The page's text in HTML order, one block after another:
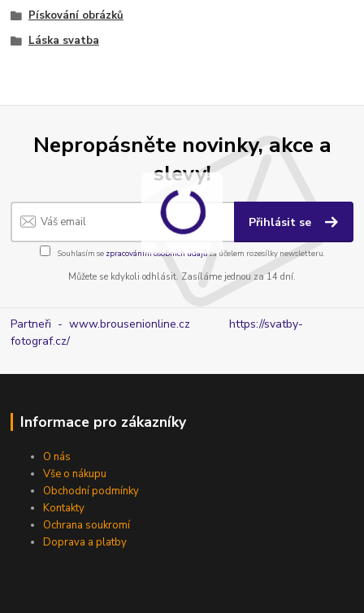
Pískování obrázků
Láska svatba
Nepropásněte novinky, akce a
slevy!
Přihlásit se
Souhlasím se zpracováním osobních údajůza účelem rozesílky newsletteru.
Můžete se kdykoli odhlásit. Zasíláme jednou za 14 dní.
Partneři - www.brousenionline.czhttps://svatby-
fotograf.cz/
Informace pro zákazníky
O nás
Vše o nákupu
Obchodní podmínky
Kontakty
Ochrana soukromí
Doprava a platby